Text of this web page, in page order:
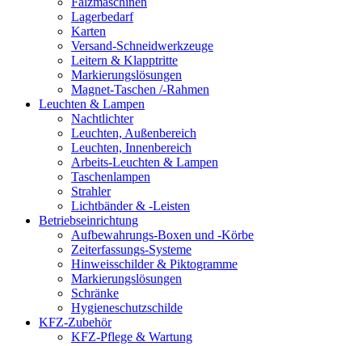
Lagerbedarf
Karten
Versand-Schneidwerkzeuge
Leitern & Klapptritte
Markierungslösungen
Magnet-Taschen /-Rahmen
Leuchten & Lampen
Nachtlichter
Leuchten, Außenbereich
Leuchten, Innenbereich
Arbeits-Leuchten & Lampen
Taschenlampen
Strahler
Lichtbänder & -Leisten
Betriebseinrichtung
Aufbewahrungs-Boxen und -Körbe
Zeiterfassungs-Systeme
Hinweisschilder & Piktogramme
Markierungslösungen
Schränke
Hygieneschutzschilde
KFZ-Zubehör
KFZ-Pflege & Wartung